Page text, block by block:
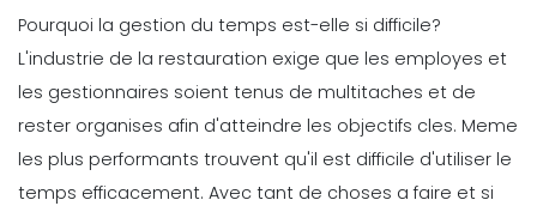
Pourquoi la gestion du temps est-elle si difficile?
L'industrie de la restauration exige que les employes et
les gestionnaires soient tenus de multitaches et de
rester organises afin d'atteindre les objectifs cles. Meme
les plus performants trouvent qu'il est difficile d'utiliser le
temps efficacement. Avec tant de choses a faire et si